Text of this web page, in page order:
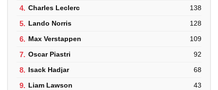
4. Charles Leclerc 138
5. Lando Norris 128
6. Max Verstappen 109
7. Oscar Piastri 92
8. Isack Hadjar 68
9. Liam Lawson 43